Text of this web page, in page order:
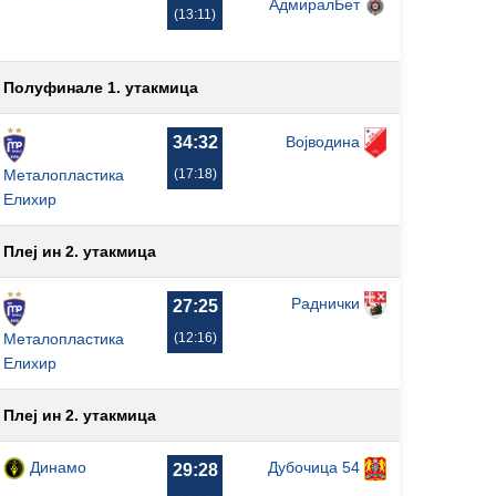
(13:11)
АдмиралБет
Полуфинале 1. утакмица
Металопластика
Елиxир
34:32
(17:18)
Војводина
Плеј ин 2. утакмица
Металопластика
Елиxир
27:25
(12:16)
Раднички
Плеј ин 2. утакмица
Динамо 29:28 Дубочица 54